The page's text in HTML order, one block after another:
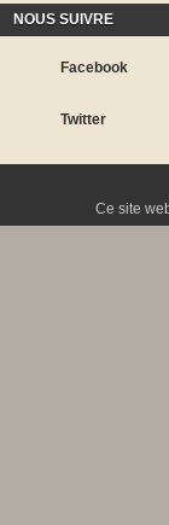
NOUS SUIVRE
Facebook
Twitter
Ce site